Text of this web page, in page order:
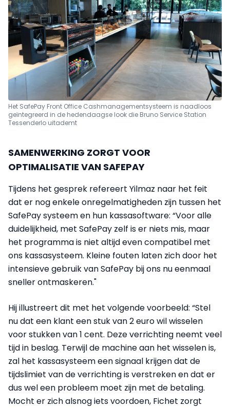
Het SafePay Front Office Cashmanagementsysteem is naadloos
geïntegreerd in de hedendaagse look die Bruno Service Station
Tessenderlo uitademt
SAMENWERKING ZORGT VOOR
OPTIMALISATIE VAN SAFEPAY
Tijdens het gesprek refereert Yilmaz naar het feit
dat er nog enkele onregelmatigheden zijn tussen het
SafePay systeem en hun kassasoftware: “Voor alle
duidelijkheid, met SafePay zelf is er niets mis, maar
het programma is niet altijd even compatibel met
ons kassasysteem. Kleine fouten laten zich door het
intensieve gebruik van SafePay bij ons nu eenmaal
sneller ontmaskeren."
Hij illustreert dit met het volgende voorbeeld: “Stel
nu dat een klant een stuk van 2 euro wil wisselen
voor stukken van 1 cent. Deze verrichting neemt veel
tijd in beslag. Terwijl de machine aan het wisselen is,
zal het kassasysteem een signaal krijgen dat de
tijdslimiet van de verrichting is verstreken en dat er
dus wel een probleem moet zijn met de betaling.
Mocht er zich alsnog iets voordoen, Fichet zorgt